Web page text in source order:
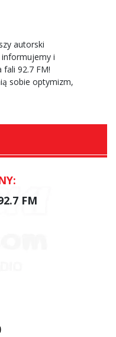
autorski
i
fali 92.7 FM!
sobie optymizm,
FM